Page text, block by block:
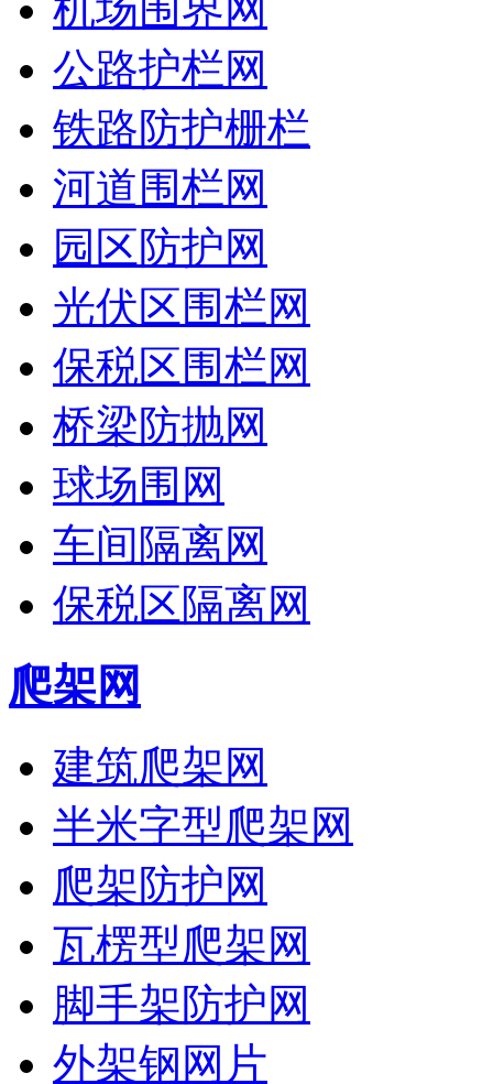
机场围界网
公路护栏网
铁路防护栅栏
河道围栏网
园区防护网
光伏区围栏网
保税区围栏网
桥梁防抛网
球场围网
车间隔离网
保税区隔离网
爬架网
建筑爬架网
半米字型爬架网
爬架防护网
瓦楞型爬架网
脚手架防护网
外架钢网片